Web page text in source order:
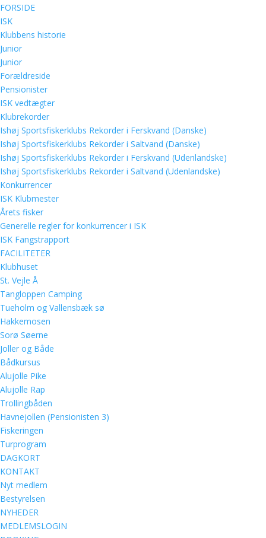
FORSIDE
ISK
Klubbens historie
Junior
Junior
Forældreside
Pensionister
ISK vedtægter
Klubrekorder
Ishøj Sportsfiskerklubs Rekorder i Ferskvand (Danske)
Ishøj Sportsfiskerklubs Rekorder i Saltvand (Danske)
Ishøj Sportsfiskerklubs Rekorder i Ferskvand (Udenlandske)
Ishøj Sportsfiskerklubs Rekorder i Saltvand (Udenlandske)
Konkurrencer
ISK Klubmester
Årets fisker
Generelle regler for konkurrencer i ISK
ISK Fangstrapport
FACILITETER
Klubhuset
St. Vejle Å
Tangloppen Camping
Tueholm og Vallensbæk sø
Hakkemosen
Sorø Søerne
Joller og Både
Bådkursus
Alujolle Pike
Alujolle Rap
Trollingbåden
Havnejollen (Pensionisten 3)
Fiskeringen
Turprogram
DAGKORT
KONTAKT
Nyt medlem
Bestyrelsen
NYHEDER
MEDLEMSLOGIN